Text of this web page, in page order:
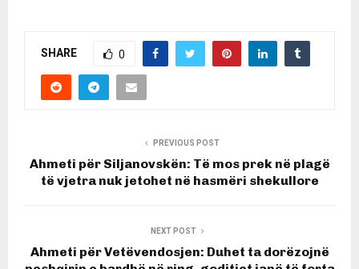
SHARE 0
PREVIOUS POST
Ahmeti për Siljanovskën: Të mos prek në plagë
të vjetra nuk jetohet në hasmëri shekullore
NEXT POST
Ahmeti për Vetëvendosjen: Duhet ta dorëzojnë